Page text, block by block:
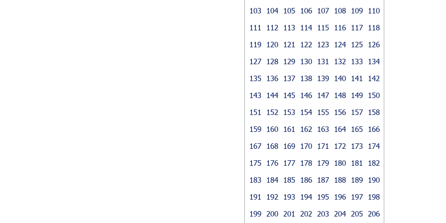
103 104 105 106 107 108 109
110
111
112 113 114 115 116 117
118
119
120 121 122 123 124 125
126
127
128 129 130 131 132 133
134
135
136 137 138 139 140 141
142
143
144 145 146 147 148 149
150
151
152 153 154 155 156 157
158
159
160 161 162 163 164 165
166
167
168 169 170 171 172 173
174
175
176 177 178 179 180 181
182
183
184 185 186 187 188 189
190
191
192 193 194 195 196 197
198
199
200 201 202 203 204 205 206